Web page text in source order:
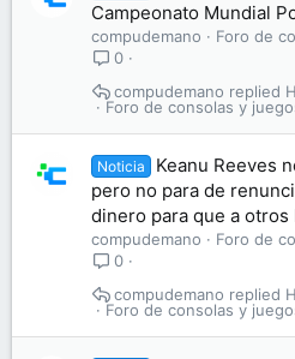
Campeonato Mundial
compudemano
Foro de
0
Foro de consolas y
compudemano
Noticia
Keanu Reeves
pero no para de
dinero para que a otros
compudemano
Foro de
0
Foro de consolas y
compudemano